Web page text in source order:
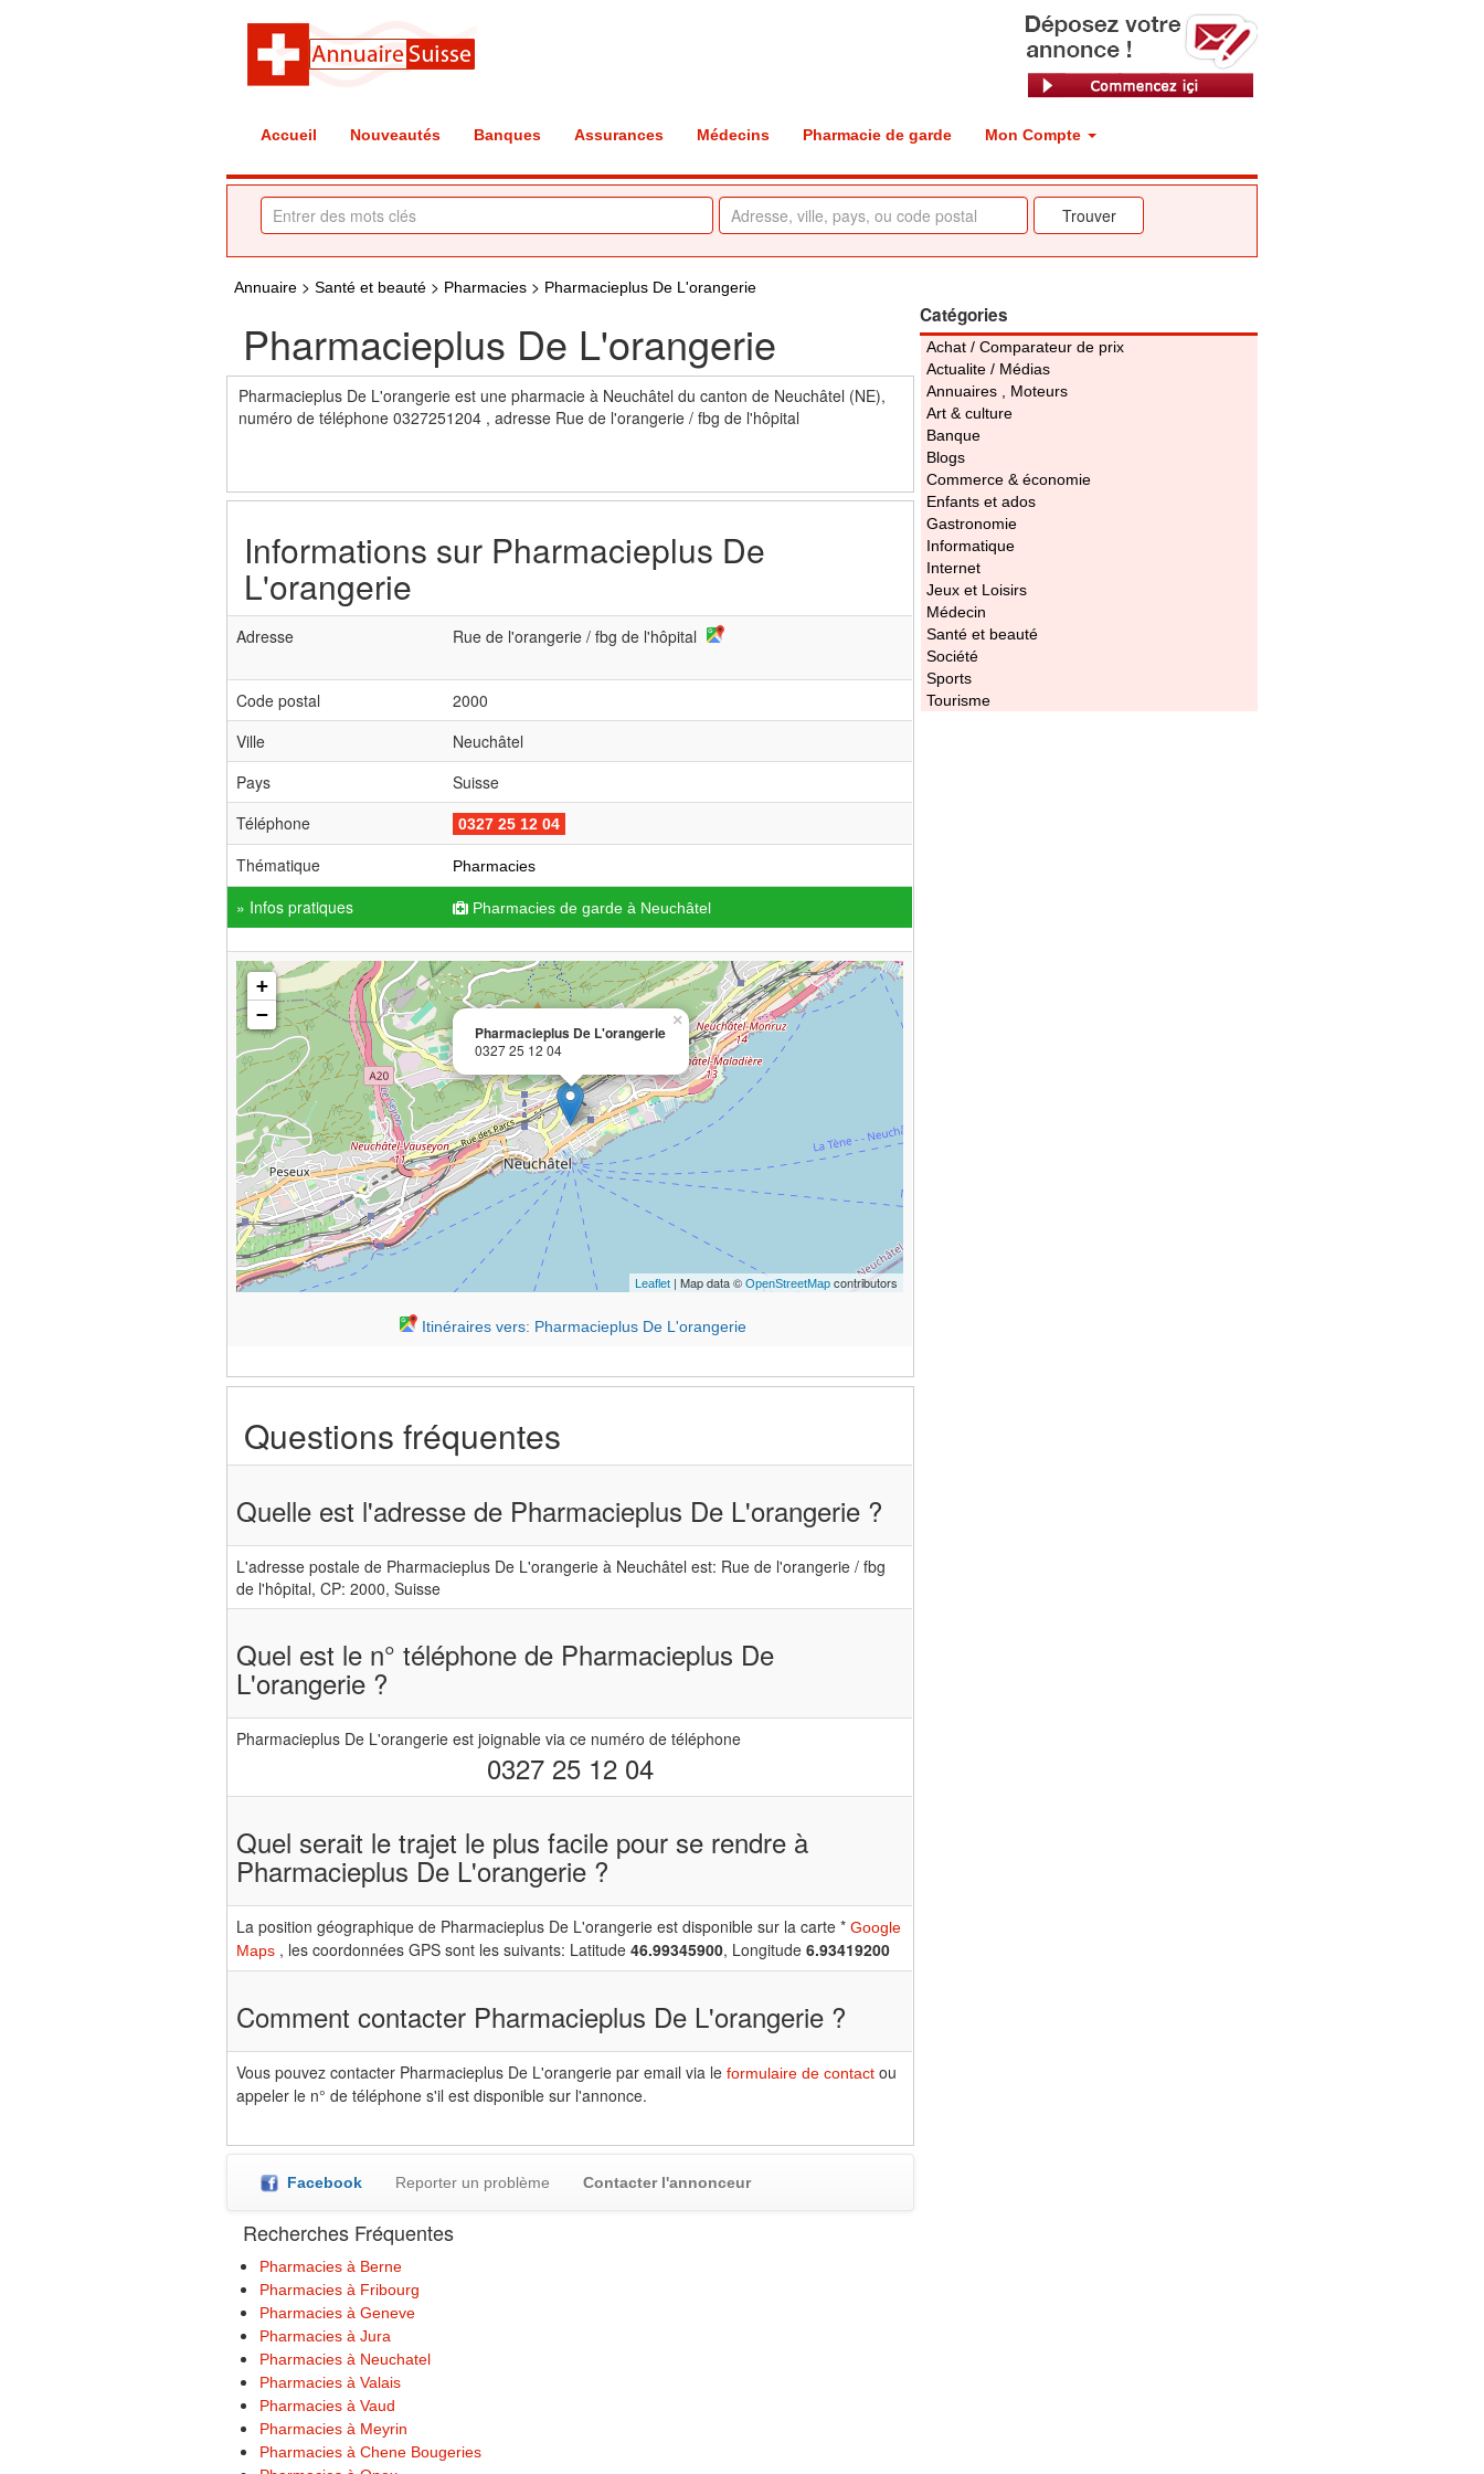
Accueil Nouveautés Banques Assurances Médecins Pharmacie de garde Mon Compte
Annuaire > Santé et beauté > Pharmacies > Pharmacieplus De L'orangerie
Pharmacieplus De L'orangerie
Pharmacieplus De L'orangerie est une pharmacie à Neuchâtel du canton de Neuchâtel (NE),
numéro de téléphone 0327251204 , adresse Rue de l'orangerie / fbg de l'hôpital
Informations sur Pharmacieplus De
L'orangerie
Adresse Rue de l'orangerie / fbg de l'hôpital
Code postal
2000
Ville
Neuchâtel
Pays
Suisse
Téléphone
0327 25 12 04
Thématique Pharmacies
» Infos pratiques Pharmacies de garde à Neuchâtel
Pharmacieplus De L'orangerie
0327 25 12 04
×
+
−
Leaflet | Map data © OpenStreetMap contributors
Itinéraires vers: Pharmacieplus De L'orangerie
Questions fréquentes
Quelle est l'adresse de Pharmacieplus De L'orangerie ?
L'adresse postale de Pharmacieplus De L'orangerie à Neuchâtel est: Rue de l'orangerie / fbg
de l'hôpital, CP: 2000, Suisse
Quel est le n° téléphone de Pharmacieplus De
L'orangerie ?
Pharmacieplus De L'orangerie est joignable via ce numéro de téléphone
0327 25 12 04
Quel serait le trajet le plus facile pour se rendre à
Pharmacieplus De L'orangerie ?
La position géographique de Pharmacieplus De L'orangerie est disponible sur la carte * Google
Maps , les coordonnées GPS sont les suivants: Latitude 46.99345900, Longitude 6.93419200
Comment contacter Pharmacieplus De L'orangerie ?
Vous pouvez contacter Pharmacieplus De L'orangerie par email via le formulaire de contact ou
appeler le n° de téléphone s'il est disponible sur l'annonce.
Facebook Reporter un problème Contacter l'annonceur
Recherches Fréquentes
Pharmacies à Berne
Pharmacies à Fribourg
Pharmacies à Geneve
Pharmacies à Jura
Pharmacies à Neuchatel
Pharmacies à Valais
Pharmacies à Vaud
Pharmacies à Meyrin
Pharmacies à Chene Bougeries
Catégories
Achat / Comparateur de prix
Actualite / Médias
Annuaires , Moteurs
Art & culture
Banque
Blogs
Commerce & économie
Enfants et ados
Gastronomie
Informatique
Internet
Jeux et Loisirs
Médecin
Santé et beauté
Société
Sports
Tourisme